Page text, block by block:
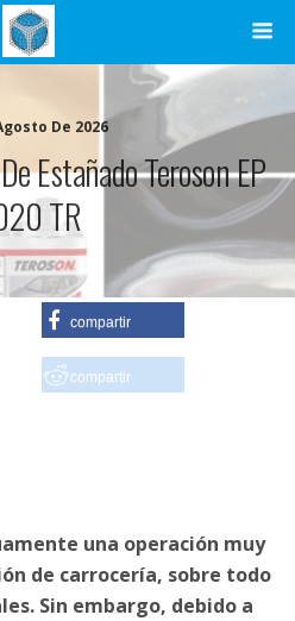
De 2026
Estañado Teroson EP
TR
compartir
compartir
una operación muy
de carrocería, sobre todo
Sin embargo, debido a